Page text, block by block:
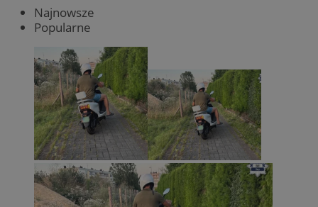
Najnowsze
Popularne